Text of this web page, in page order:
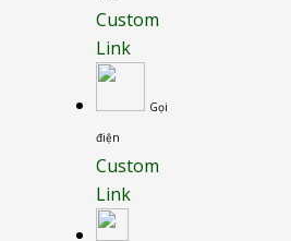
Custom
Link
Gọi
điện
Custom
Link